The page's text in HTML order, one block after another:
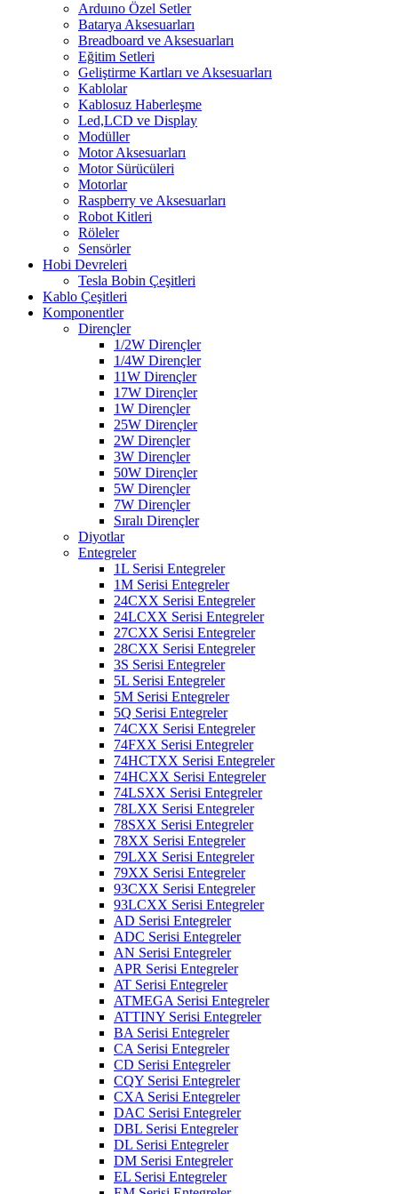
Arduıno Özel Setler
Batarya Aksesuarları
Breadboard ve Aksesuarları
Eğitim Setleri
Geliştirme Kartları ve Aksesuarları
Kablolar
Kablosuz Haberleşme
Led,LCD ve Display
Modüller
Motor Aksesuarları
Motor Sürücüleri
Motorlar
Raspberry ve Aksesuarları
Robot Kitleri
Röleler
Sensörler
Hobi Devreleri
Tesla Bobin Çeşitleri
Kablo Çeşitleri
Komponentler
Dirençler
1/2W Dirençler
1/4W Dirençler
11W Dirençler
17W Dirençler
1W Dirençler
25W Dirençler
2W Dirençler
3W Dirençler
50W Dirençler
5W Dirençler
7W Dirençler
Sıralı Dirençler
Diyotlar
Entegreler
1L Serisi Entegreler
1M Serisi Entegreler
24CXX Serisi Entegreler
24LCXX Serisi Entegreler
27CXX Serisi Entegreler
28CXX Serisi Entegreler
3S Serisi Entegreler
5L Serisi Entegreler
5M Serisi Entegreler
5Q Serisi Entegreler
74CXX Serisi Entegreler
74FXX Serisi Entegreler
74HCTXX Serisi Entegreler
74HCXX Serisi Entegreler
74LSXX Serisi Entegreler
78LXX Serisi Entegreler
78SXX Serisi Entegreler
78XX Serisi Entegreler
79LXX Serisi Entegreler
79XX Serisi Entegreler
93CXX Serisi Entegreler
93LCXX Serisi Entegreler
AD Serisi Entegreler
ADC Serisi Entegreler
AN Serisi Entegreler
APR Serisi Entegreler
AT Serisi Entegreler
ATMEGA Serisi Entegreler
ATTINY Serisi Entegreler
BA Serisi Entegreler
CA Serisi Entegreler
CD Serisi Entegreler
CQY Serisi Entegreler
CXA Serisi Entegreler
DAC Serisi Entegreler
DBL Serisi Entegreler
DL Serisi Entegreler
DM Serisi Entegreler
EL Serisi Entegreler